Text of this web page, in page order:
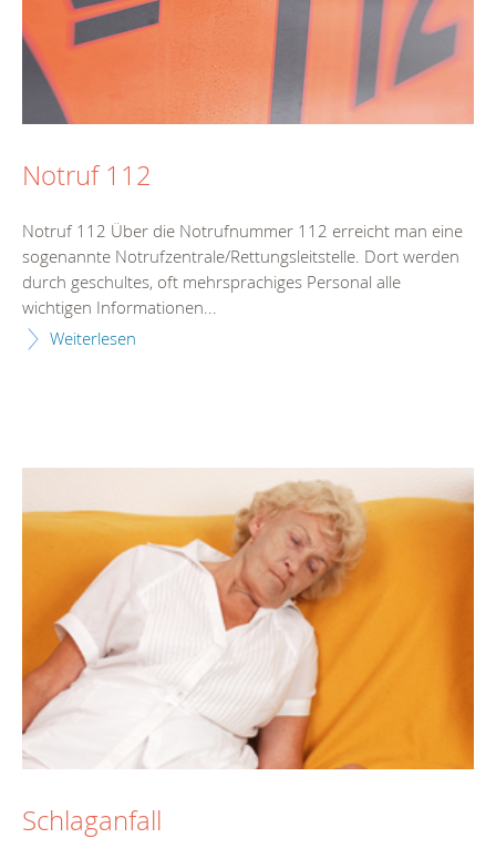
Notruf 112
Notruf 112 Über die Notrufnummer 112 erreicht man eine
sogenannte Notrufzentrale/Rettungsleitstelle. Dort werden
durch geschultes, oft mehrsprachiges Personal alle
wichtigen Informationen...
Weiterlesen
Schlaganfall